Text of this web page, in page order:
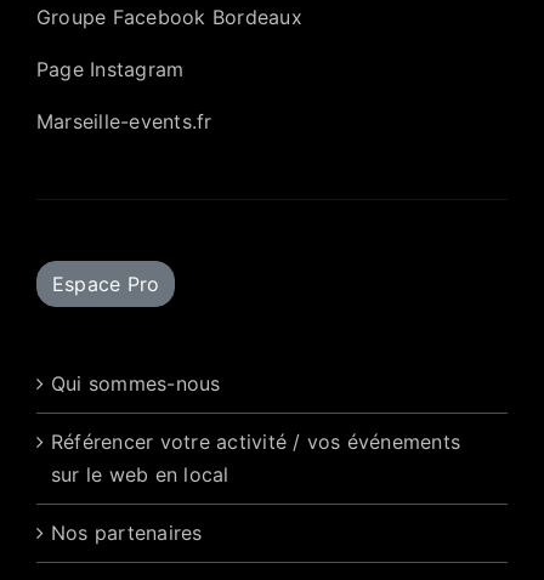
Groupe Facebook Bordeaux
Page Instagram
Marseille-events.fr
Espace Pro
Qui sommes-nous
Référencer votre activité / vos événements
sur le web en local
Nos partenaires